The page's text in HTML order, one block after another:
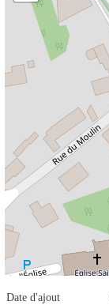
Date d'ajout